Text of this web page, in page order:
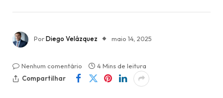
PorDiego Velázquez maio 14, 2025
Nenhum comentário
4 Mins de leitura
Compartilhar